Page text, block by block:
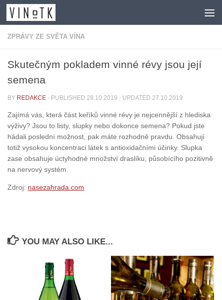
Skip to content
ZPRÁVY ZE SVĚTA VÍNA
Skutečným pokladem vinné révy jsou její
semena
BY REDAKCE · PUBLISHED 28.10.2019 · UPDATED 27.10.2019
Zajímá vás, která část keříků vinné révy je nejcennější z hlediska
výživy? Jsou to listy, slupky nebo dokonce semena? Pokud jste
hádali poslední možnost, pak máte rozhodně pravdu. Obsahují
totiž vysokou koncentraci látek s antioxidačními účinky. Slupka
zase obsahuje úctyhodné množství draslíku, působícího pozitivně
na nervový systém.
Zdroj: nasezahrada.com
YOU MAY ALSO LIKE...